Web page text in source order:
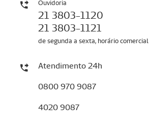
Ouvidoria
21 3803-1120
21 3803-1121
de segunda a sexta, horário comercial
Atendimento 24h
0800 970 9087
4020 9087